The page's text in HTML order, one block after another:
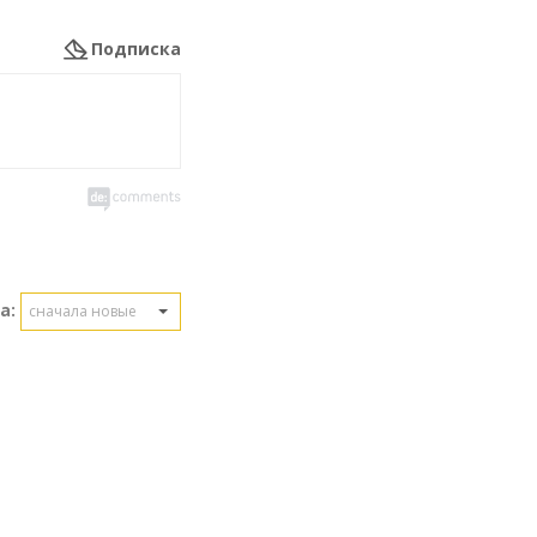
Подписка
сначала новые